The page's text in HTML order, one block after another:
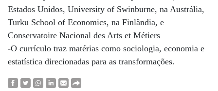
Estados Unidos, University of Swinburne, na Austrália,
Turku School of Economics, na Finlândia, e
Conservatoire Nacional des Arts et Métiers
-O currículo traz matérias como sociologia, economia e
estatística direcionadas para as transformações.